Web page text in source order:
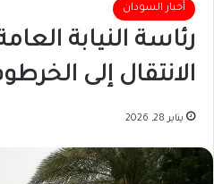
أخبار السودان
رئاسة النيابة
الانتقال إلى
يناير 28, 2026